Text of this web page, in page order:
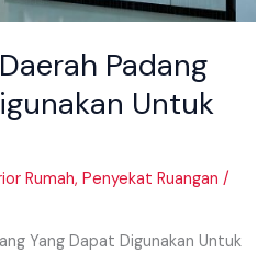
Padang
Untuk
Rumah,Penyekat Ruangan /
Yang Dapat Digunakan Untuk